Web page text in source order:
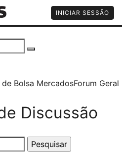
INICIAR SESSÃO
Bolsa MercadosForum Geral
Discussão